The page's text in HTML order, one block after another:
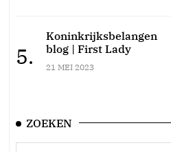
5.
Koninkrijksbelangen
blog | First Lady
21 MEI 2023
ZOEKEN